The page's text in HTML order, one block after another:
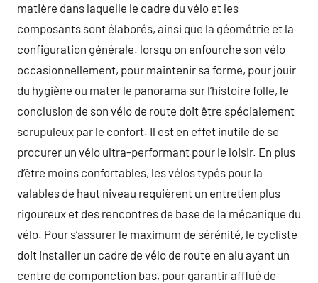
matière dans laquelle le cadre du vélo et les
composants sont élaborés, ainsi que la géométrie et la
configuration générale. lorsqu on enfourche son vélo
occasionnellement, pour maintenir sa forme, pour jouir
du hygiène ou mater le panorama sur l’histoire folle, le
conclusion de son vélo de route doit être spécialement
scrupuleux par le confort. Il est en effet inutile de se
procurer un vélo ultra-performant pour le loisir. En plus
d’être moins confortables, les vélos typés pour la
valables de haut niveau requièrent un entretien plus
rigoureux et des rencontres de base de la mécanique du
vélo. Pour s’assurer le maximum de sérénité, le cycliste
doit installer un cadre de vélo de route en alu ayant un
centre de componction bas, pour garantir afflué de